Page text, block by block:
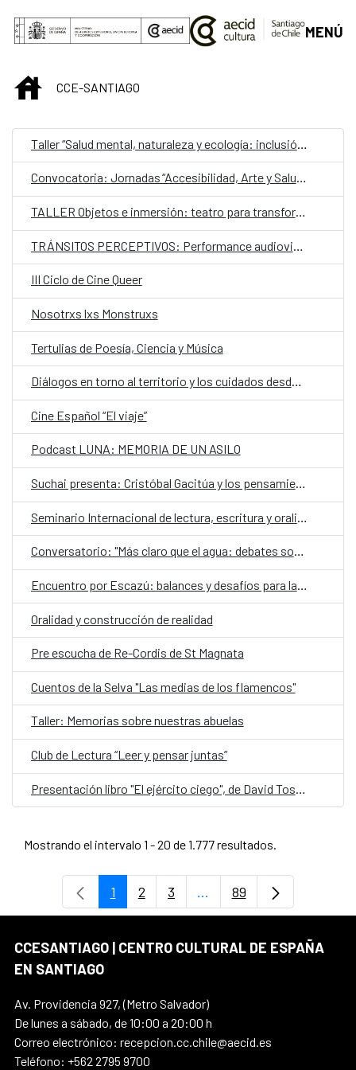
Saltar al contenido principal
MENÚ
INICIOCCE-SANTIAGO
Taller “Salud mental, naturaleza y ecología: inclusión y estimulación creativa en museos, instituciones y centros culturales”
Convocatoria: Jornadas “Accesibilidad, Arte y Salud como punto de encuentro y cultura inclusiva en museos, instituciones y centros culturales”
TALLER Objetos e inmersión: teatro para transformar
III Ciclo de Cine Queer
Nosotrxs lxs Monstruxs
Tertulias de Poesía, Ciencia y Música
Diálogos en torno al territorio y los cuidados desde una mirada de género
Cine Español “El viaje”
Podcast LUNA: MEMORIA DE UN ASILO
Suchai presenta: Cristóbal Gacitúa y los pensamientos ajenos
Conversatorio: "Más claro que el agua: debates sobre el futuro de los territorios hidrosociales del Aconcagua y El Maipo"
Encuentro por Escazú: balances y desafíos para la democracia ambiental en Chile
Oralidad y construcción de realidad
Pre escucha de Re-Cordis de St Magnata
Cuentos de la Selva "Las medias de los flamencos"
Taller: Memorias sobre nuestras abuelas
Club de Lectura “Leer y pensar juntas”
Mostrando el intervalo 1 - 20 de 1.777 resultados.
Página
1 Página
2 Página
3 ...Páginas intermedias
Página
89
CCESANTIAGO | CENTRO CULTURAL DE ESPAÑA
EN SANTIAGO
Av. Providencia 927, (Metro Salvador)
De lunes a sábado, de 10:00 a 20:00 h
Correo electrónico: recepcion.cc.chile@aecid.es
Teléfono: +562 2795 9700